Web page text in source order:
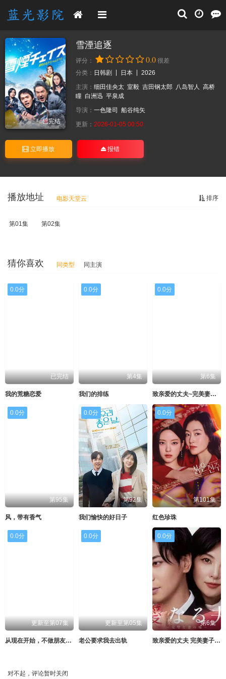
已完结
雪湮追逐
评分： 0.0 很差
分类： 日韩剧 日本
2026
主演： 细田佳央太 室毅 吉田钢太郎 八岛智人 高桥
瞳 白洲迅 平泉成
导演： 一色隆司
船谷纯矢
更新： 2026-01-05 00:50
立即播放 报错
排序
播放地址 电影天堂云
第01集 第02集
猜你喜欢 同类型 同主演
0.0分
已完结
我的荒糖恋爱
0.0分
第4集
我们的排练
0.0分
第6集
致亲爱的丈夫~完美妻子的谎言~
0.0分
第95集
风，带有香气
0.0分
第92集
我们愉快的好日子
0.0分
第101集
红色珍珠
0.0分
更新至第07集
从现在开始，不做朋友了吧。
0.0分
更新至第05集
老公要求我去出轨
0.0分
第6集
致亲爱的丈夫 完美妻子的谎言
对不起，评论暂时关闭